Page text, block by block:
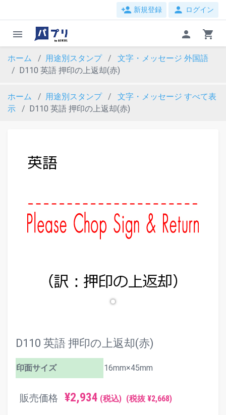
person_add 新規登録 person ログイン
menu person shopping_cart
ホーム 用途別スタンプ 文字・メッセージ 外国語
D110 英語 押印の上返却(赤)
ホーム 用途別スタンプ 文字・メッセージ すべて表
示
D110 英語 押印の上返却(赤)
D110 英語 押印の上返却(赤)
印面サイズ 16mm×45mm
販売価格 ¥2,934 (税込) (税抜 ¥2,668)